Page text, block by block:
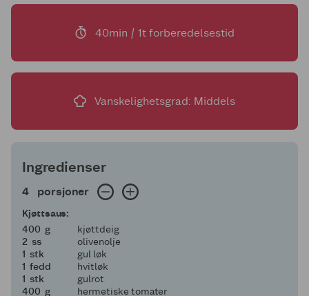
40min / 1t forberedelsestid
Vanskelighetsgrad: Middels
Ingredienser
4 porsjoner
4 porsjoner
Kjøttsaus:
400
400 g
kjøttdeig
2
2 ss
olivenolje
11 stk
gul løk
11 fedd
hvitløk
11 stk
gulrot
400
400 g
hermetiske tomater